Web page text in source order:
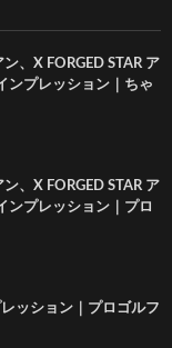
、X FORGED STAR ア
ンプレッション｜ちゃ
、X FORGED STAR ア
ンプレッション｜プロ
ッション｜プロゴルフ